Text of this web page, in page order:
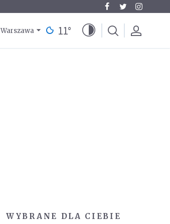
Warszawa 11°
WYBRANE DLA CIEBIE